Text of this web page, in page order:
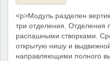
<p>Модуль разделен
три отделения. Отделения
распашными створками.
открытую нишу и
направляющими полного